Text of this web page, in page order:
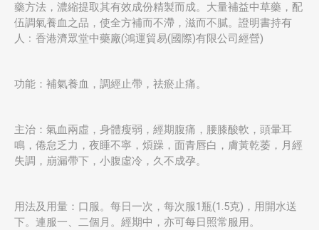
藥方法，濃縮提取其有效成份精製而成。大量補益中草藥，配
伍調氣養血之品，使全方補而不滯，滋而不膩。證明書持有
人﹕香港濟眾堂中藥廠(鴻運貿易(國際)有限公司經營)
功能：補氣養血，調經止帶，祛瘀止痛。
主治：氣血兩虛，身體瘦弱，經期腹痛，腰膝酸軟，頭暈耳
鳴，倦怠乏力，夜睡不寧，煩躁，面青唇白，膚黃乾萎，月經
失調，崩漏帶下，小腹虛冷，久不成孕。
用法及用量：口服。每日一次，每次服1瓶(1.5克)，用開水送
下。連服一、二個月。經期中，亦可每日照常服用。